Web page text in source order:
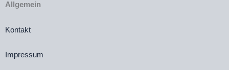
Allgemein
Kontakt
Impressum